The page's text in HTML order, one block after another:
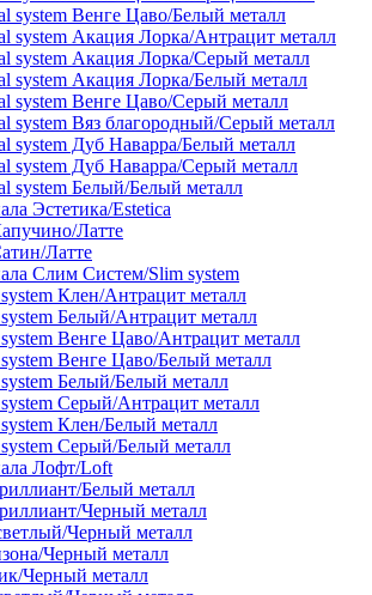
system Венге Цаво/Белый металл
system Акация Лорка/Антрацит металл
system Акация Лорка/Серый металл
system Акация Лорка/Белый металл
system Венге Цаво/Серый металл
system Вяз благородный/Серый металл
system Дуб Наварра/Белый металл
system Дуб Наварра/Серый металл
system Белый/Белый металл
Эстетика/Estetica
Латте
Латте
Слим Систем/Slim system
Клен/Антрацит металл
Белый/Антрацит металл
Венге Цаво/Антрацит металл
Венге Цаво/Белый металл
Белый/Белый металл
Серый/Антрацит металл
Клен/Белый металл
Серый/Белый металл
Лофт/Loft
Белый металл
Черный металл
Черный металл
Черный металл
Черный металл